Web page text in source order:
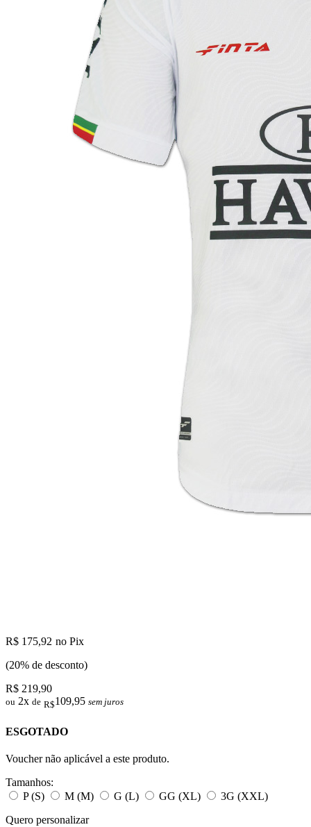
R$ 175,92 no Pix
(20% de desconto)
R$ 219,90
ou 2x de R$109,95 sem juros
ESGOTADO
Voucher não aplicável a este produto.
Tamanhos:
P (S)
M (M) G (L) GG (XL)
3G (XXL)
Quero personalizar